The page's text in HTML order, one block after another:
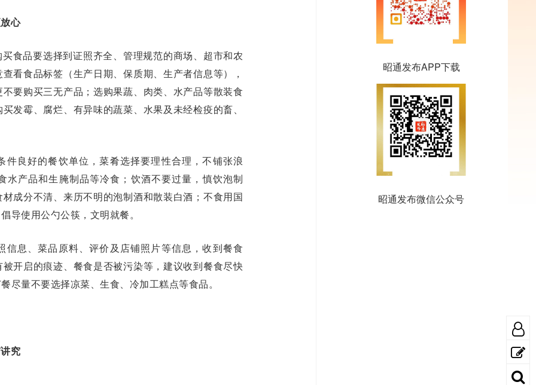
心
食品要选择到证照齐全、管理规范的商场、超市和农
看食品标签（生产日期、保质期、生产者信息等），
要购买三无产品；选购果蔬、肉类、水产品等散装食
发霉、腐烂、有异味的蔬菜、水果及未经检疫的畜、
件良好的餐饮单位，菜肴选择要理性合理，不铺张浪
水产品和生腌制品等冷食；饮酒不要过量，慎饮泡制
成分不清、来历不明的泡制酒和散装白酒；不食用国
导使用公勺公筷，文明就餐。
信息、菜品原料、评价及店铺照片等信息，收到餐食
开启的痕迹、餐食是否被污染等，建议收到餐食尽快
尽量不要选择凉菜、生食、冷加工糕点等食品。
究
昭通发布APP下载
昭通发布微信公众号